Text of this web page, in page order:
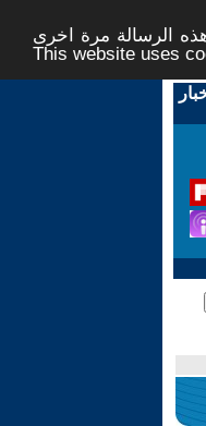
الرسالة مرة اخرى -
This website uses